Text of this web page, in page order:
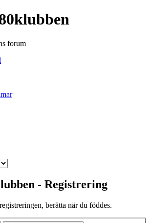
forum
- Registrering
berätta när du föddes.